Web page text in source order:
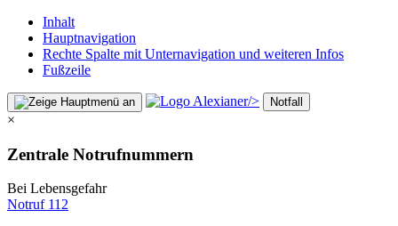
Inhalt
Hauptnavigation
Rechte Spalte mit Unternavigation und weiteren Infos
Fußzeile
/> Notfall
×
Zentrale Notrufnummern
Bei Lebensgefahr
Notruf 112